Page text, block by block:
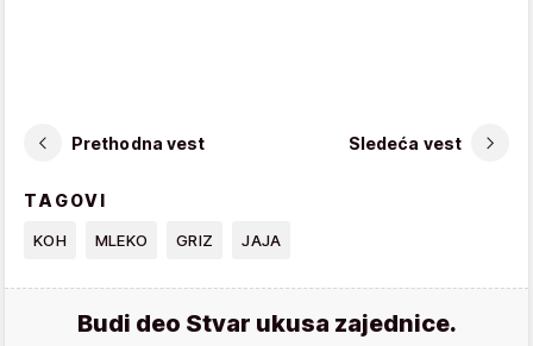
Prethodna vest Sledeća vest
TAGOVI
KOH MLEKO GRIZ JAJA
Budi deo Stvar ukusa zajednice.